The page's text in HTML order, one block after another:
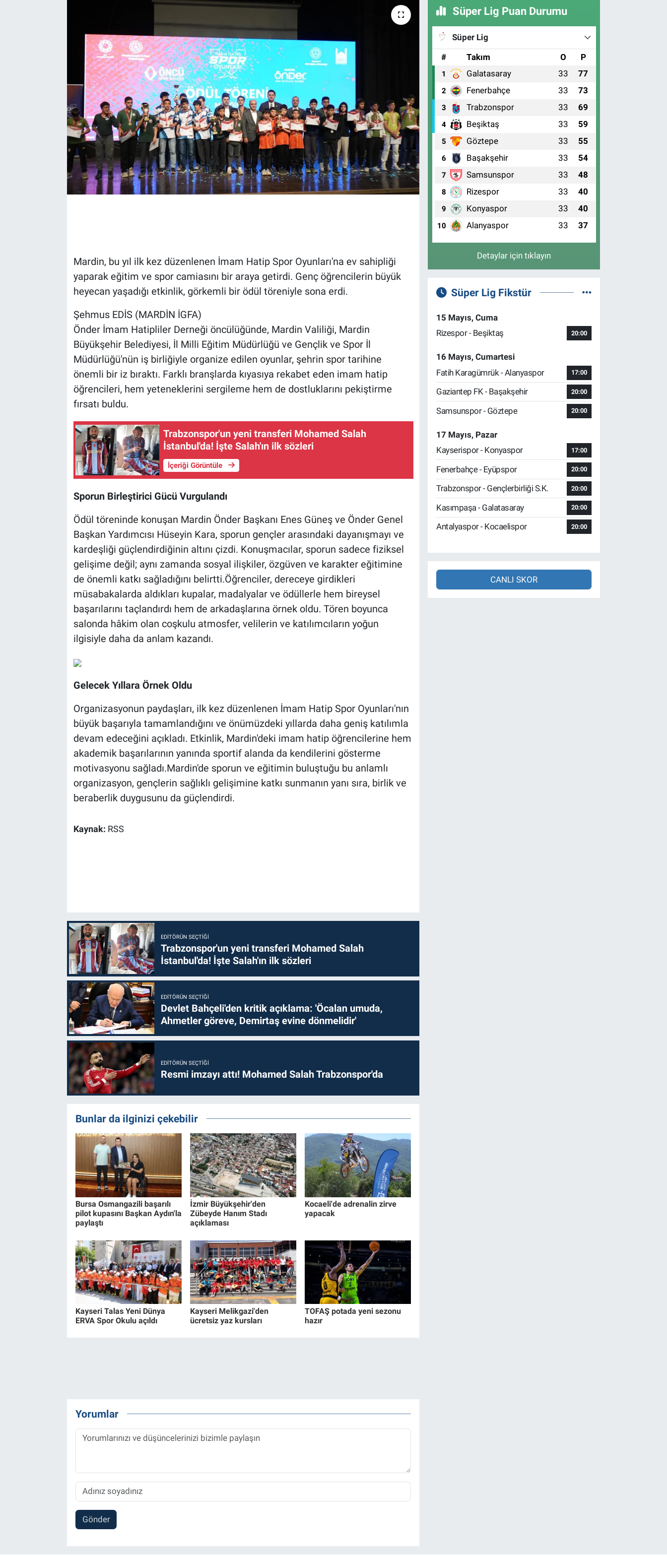
Mardin, bu yıl ilk kez düzenlenen İmam Hatip Spor Oyunları'na ev sahipliği
yaparak eğitim ve spor camiasını bir araya getirdi. Genç öğrencilerin büyük
heyecan yaşadığı etkinlik, görkemli bir ödül töreniyle sona erdi.
Şehmus EDİS (MARDİN İGFA)
Önder İmam Hatipliler Derneği öncülüğünde, Mardin Valiliği, Mardin
Büyükşehir Belediyesi, İl Milli Eğitim Müdürlüğü ve Gençlik ve Spor İl
Müdürlüğü'nün iş birliğiyle organize edilen oyunlar, şehrin spor tarihine
önemli bir iz bıraktı. Farklı branşlarda kıyasıya rekabet eden imam hatip
öğrencileri, hem yeteneklerini sergileme hem de dostluklarını pekiştirme
fırsatı buldu.
Trabzonspor'un yeni transferi Mohamed Salah
İstanbul'da! İşte Salah'ın ilk sözleri
İçeriği Görüntüle
Sporun Birleştirici Gücü Vurgulandı
Ödül töreninde konuşan Mardin Önder Başkanı Enes Güneş ve Önder Genel
Başkan Yardımcısı Hüseyin Kara, sporun gençler arasındaki dayanışmayı ve
kardeşliği güçlendirdiğinin altını çizdi. Konuşmacılar, sporun sadece fiziksel
gelişime değil; aynı zamanda sosyal ilişkiler, özgüven ve karakter eğitimine
de önemli katkı sağladığını belirtti.Öğrenciler, dereceye girdikleri
müsabakalarda aldıkları kupalar, madalyalar ve ödüllerle hem bireysel
başarılarını taçlandırdı hem de arkadaşlarına örnek oldu. Tören boyunca
salonda hâkim olan coşkulu atmosfer, velilerin ve katılımcıların yoğun
ilgisiyle daha da anlam kazandı.
Gelecek Yıllara Örnek Oldu
Organizasyonun paydaşları, ilk kez düzenlenen İmam Hatip Spor Oyunları'nın
büyük başarıyla tamamlandığını ve önümüzdeki yıllarda daha geniş katılımla
devam edeceğini açıkladı. Etkinlik, Mardin'deki imam hatip öğrencilerine hem
akademik başarılarının yanında sportif alanda da kendilerini gösterme
motivasyonu sağladı.Mardin'de sporun ve eğitimin buluştuğu bu anlamlı
organizasyon, gençlerin sağlıklı gelişimine katkı sunmanın yanı sıra, birlik ve
beraberlik duygusunu da güçlendirdi.
Kaynak: RSS
EDITÖRÜN SEÇTIĞI
Trabzonspor'un yeni transferi Mohamed Salah
İstanbul'da! İşte Salah'ın ilk sözleri
EDITÖRÜN SEÇTIĞI
Devlet Bahçeli'den kritik açıklama: 'Öcalan umuda,
Ahmetler göreve, Demirtaş evine dönmelidir'
EDITÖRÜN SEÇTIĞI
Resmi imzayı attı! Mohamed Salah Trabzonspor'da
Bunlar da ilginizi çekebilir
Bursa Osmangazili başarılı
pilot kupasını Başkan Aydın'la
paylaştı
İzmir Büyükşehir'den
Zübeyde Hanım Stadı
açıklaması
Kocaeli'de adrenalin zirve
yapacak
Kayseri Talas Yeni Dünya
ERVA Spor Okulu açıldı
Kayseri Melikgazi'den
ücretsiz yaz kursları
TOFAŞ potada yeni sezonu
hazır
Yorumlar
Gönder
Süper Lig Puan Durumu
Süper Lig
#
Takım O P
1 Galatasaray 33 77
2 Fenerbahçe 33 73
3 Trabzonspor 33 69
4 Beşiktaş 33 59
5 Göztepe 33 55
6 Başakşehir 33 54
7 Samsunspor 33 48
8 Rizespor 33 40
9 Konyaspor 33 40
10 Alanyaspor 33 37
Detaylar için tıklayın
Süper Lig Fikstür
15 Mayıs, Cuma
Rizespor - Beşiktaş
20:00
16 Mayıs, Cumartesi
Fatih Karagümrük - Alanyaspor
17:00
Gaziantep FK - Başakşehir 20:00
Samsunspor - Göztepe 20:00
17 Mayıs, Pazar
Kayserispor - Konyaspor
17:00
Fenerbahçe - Eyüpspor 20:00
Trabzonspor - Gençlerbirliği S.K. 20:00
Kasımpaşa - Galatasaray 20:00
Antalyaspor - Kocaelispor 20:00
CANLI SKOR